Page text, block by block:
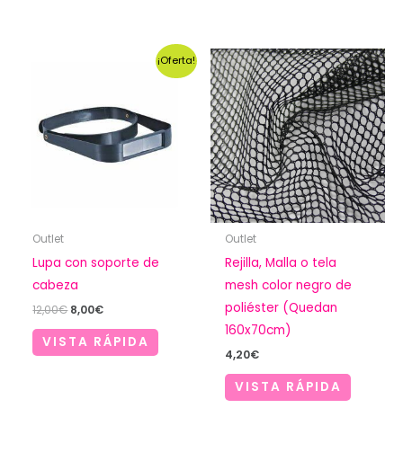
¡Oferta!
Outlet
Lupa con soporte de
cabeza
12,00€ El
original
8,00€El
actual
VISTA RÁPIDA
Outlet
Rejilla, Malla o tela
mesh color negro de
poliéster (Quedan
160x70cm)
4,20€
VISTA RÁPIDA